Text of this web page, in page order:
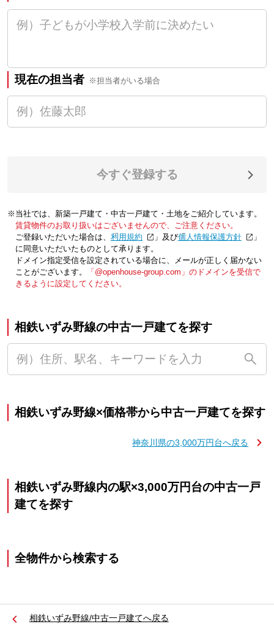
現在の担当者 ※担当者がいる場合
今すぐ登録する
※当社では、新築一戸建て・中古一戸建て・土地をご紹介しています。
賃貸物件のお取り扱いはございませんので、ご注意ください。
ご登録いただいた場合は、「利用規約 」及び「個人情報保護方針
」
に同意いただいたものとして承ります。
ドメイン指定受信を設定されている場合に、メールが正しく届かない
ことがございます。
「@openhouse-group.com」のドメインを受信で
きるように設定してください。
相鉄いずみ野線の中古一戸建てを探す
相鉄いずみ野線×価格帯から中古一戸建てを探す
神奈川県の3,000万円台へ戻る
相鉄いずみ野線内の駅×3,000万円台の中古一戸
建てを探す
全物件から検索する
相鉄いずみ野線/中古一戸建てへ戻る